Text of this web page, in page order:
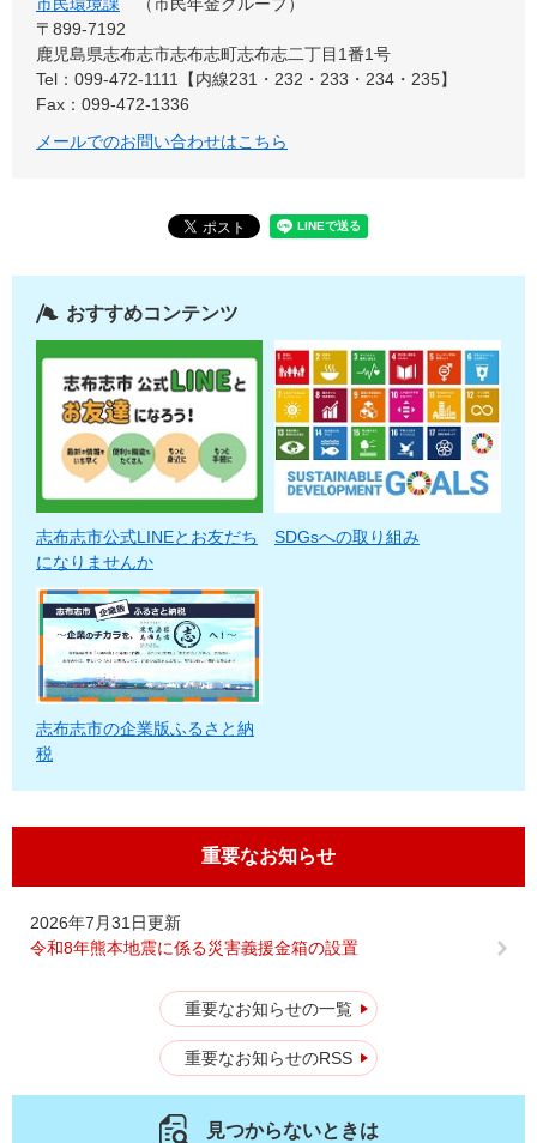
〒899‐7192
鹿児島県志布志市志布志町志布志二丁目1番1号
Tel：099-472-1111【内線231・232・233・234・235】
Fax：099-472-1336
メールでのお問い合わせはこちら
おすすめコンテンツ
志布志市公式LINEとお友だち
になりませんか
SDGsへの取り組み
志布志市の企業版ふるさと納
税
重要なお知らせ
2026年7月31日更新
令和8年熊本地震に係る災害義援金箱の設置
重要なお知らせの一覧
重要なお知らせのRSS
見つからないときは